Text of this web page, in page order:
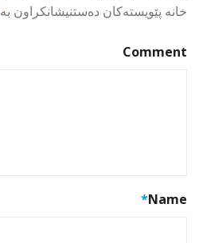
خانە پێویستەکان دەستنیشانکراون بە
Comment
Name
*